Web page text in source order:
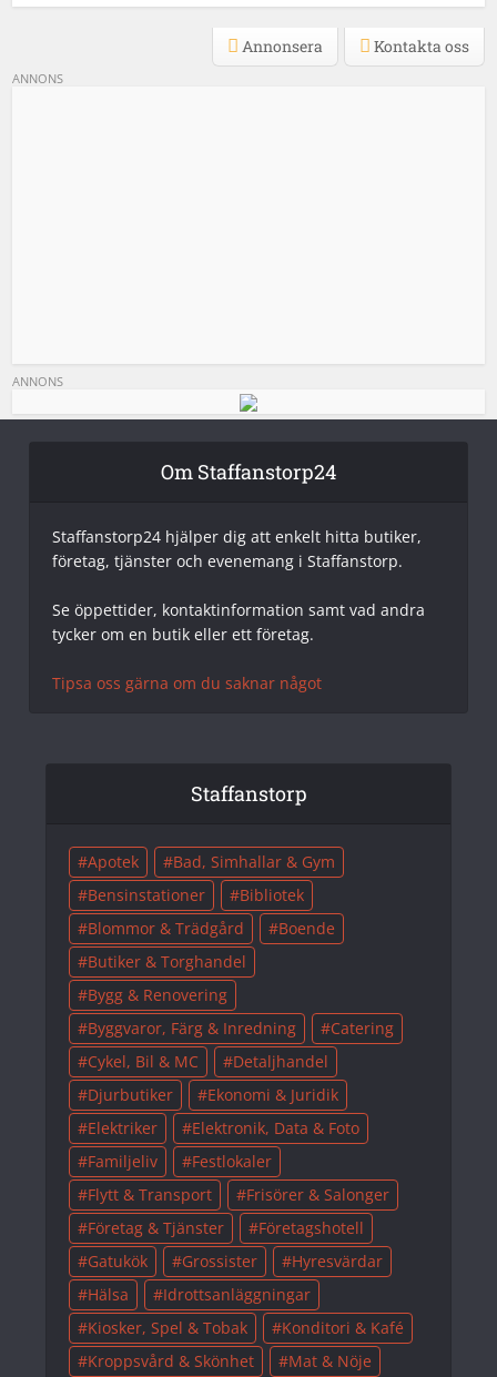
Kontakta oss
Annonsera
ANNONS
ANNONS
Om Staffanstorp24
Staffanstorp24 hjälper dig att enkelt hitta butiker,
företag, tjänster och evenemang i Staffanstorp.
Se öppettider, kontaktinformation samt vad andra
tycker om en butik eller ett företag.
Tipsa oss gärna om du saknar något
Staffanstorp
Apotek
Bad, Simhallar & Gym
Bensinstationer
Bibliotek
Blommor & Trädgård
Boende
Butiker & Torghandel
Bygg & Renovering
Byggvaror, Färg & Inredning
Catering
Cykel, Bil & MC
Detaljhandel
Djurbutiker
Ekonomi & Juridik
Elektriker
Elektronik, Data & Foto
Familjeliv
Festlokaler
Flytt & Transport
Frisörer & Salonger
Företag & Tjänster
Företagshotell
Gatukök
Grossister
Hyresvärdar
Hälsa
Idrottsanläggningar
Kiosker, Spel & Tobak
Konditori & Kafé
Kroppsvård & Skönhet
Mat & Nöje